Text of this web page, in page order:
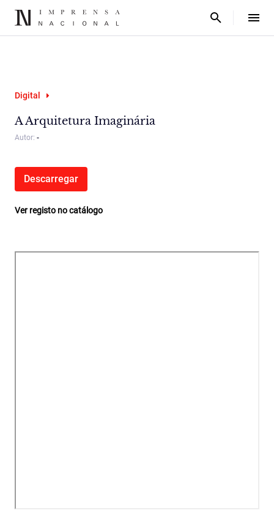
Digital
A Arquitetura Imaginária
Autor: -
Descarregar
Ver registo no catálogo